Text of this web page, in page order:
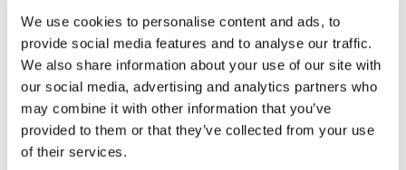
We use cookies to personalise content and ads, to
provide social media features and to analyse our traffic.
We also share information about your use of our site with
our social media, advertising and analytics partners who
may combine it with other information that you’ve
provided to them or that they’ve collected from your use
of their services.
Uitgeverij Sestra